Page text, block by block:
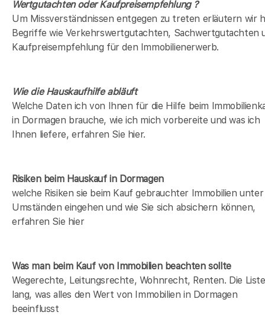
Wertgutachten oder Kaufpreisempfehlung ?
Um Missverständnissen entgegen zu treten erläutern wir
Begriffe wie Verkehrswertgutachten, Sachwertgutachten
Kaufpreisempfehlung für den Immobilienerwerb.
Wie die Hauskaufhilfe abläuft
Welche Daten ich von Ihnen für die Hilfe beim
in Dormagen brauche, wie ich mich vorbereite und was ich
Ihnen liefere, erfahren Sie hier.
Risiken beim Hauskaufin Dormagen
welche Risiken sie beim Kauf gebrauchter Immobilien unter
Umständen eingehen und wie Sie sich absichern können,
erfahren Sie hier
Was man beim Kauf von Immobilien beachten sollte
Wegerechte, Leitungsrechte, Wohnrecht, Renten. Die
lang, was alles den Wert von Immobilien in Dormagen
beeinflusst